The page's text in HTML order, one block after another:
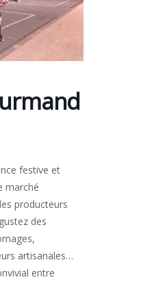
festive et
marché
producteurs
des
artisanales…
entre